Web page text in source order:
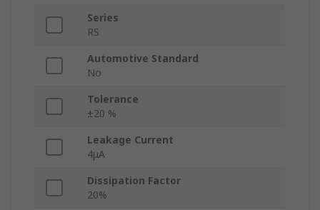
Series
RS
Automotive Standard
No
Tolerance
±20 %
Leakage Current
4μA
Dissipation Factor
20%